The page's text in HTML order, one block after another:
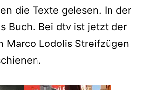
die Texte gelesen. In der
Buch. Bei dtv ist jetzt der
Marco Lodolis Streifzügen